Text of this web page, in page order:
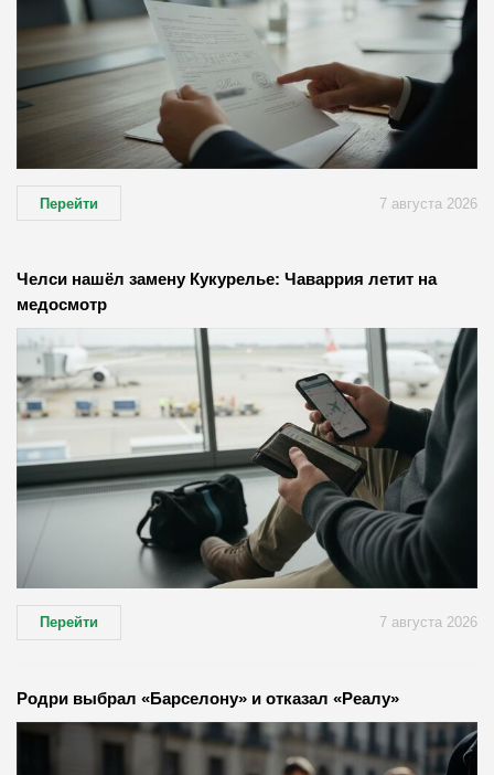
Перейти 7 августа 2026
Челси нашёл замену Кукурелье: Чаваррия летит на
медосмотр
Перейти 7 августа 2026
Родри выбрал «Барселону» и отказал «Реалу»